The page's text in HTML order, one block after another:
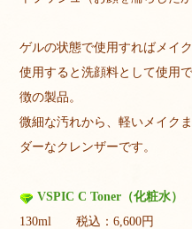
ゲルの状態で使用すればメイ
使用すると洗顔料として使用
徴の製品。
微細な汚れから、軽いメイク
ダーなクレンザーです。
VSPIC C Toner（化粧水）
130ml 税込：6,600円